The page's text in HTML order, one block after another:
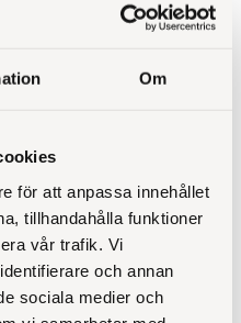
Om
för att anpassa innehållet
tillhandahålla funktioner
vår trafik. Vi
och annan
sociala medier och
sambo/hund